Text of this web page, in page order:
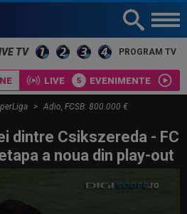
LIVE TV PROGRAM TV
LIVE EVENIMENTE
Adio, FCSB: 800.000 €
dintre Csikszereda - FC
a noua din play-out